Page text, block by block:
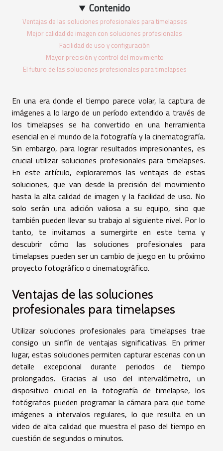
Contenido
Ventajas de las soluciones profesionales para timelapses
Mejor calidad de imagen con soluciones profesionales
Facilidad de uso y configuración
Mayor precisión y control del movimiento
El futuro de las soluciones profesionales para timelapses
En una era donde el tiempo parece volar, la captura de
imágenes a lo largo de un período extendido a través de
los timelapses se ha convertido en una herramienta
esencial en el mundo de la fotografía y la cinematografía.
Sin embargo, para lograr resultados impresionantes, es
crucial utilizar soluciones profesionales para timelapses.
En este artículo, exploraremos las ventajas de estas
soluciones, que van desde la precisión del movimiento
hasta la alta calidad de imagen y la facilidad de uso. No
solo serán una adición valiosa a su equipo, sino que
también pueden llevar su trabajo al siguiente nivel. Por lo
tanto, te invitamos a sumergirte en este tema y
descubrir cómo las soluciones profesionales para
timelapses pueden ser un cambio de juego en tu próximo
proyecto fotográfico o cinematográfico.
Ventajas de las soluciones
profesionales para timelapses
Utilizar soluciones profesionales para timelapses trae
consigo un sinfín de ventajas significativas. En primer
lugar, estas soluciones permiten capturar escenas con un
detalle excepcional durante periodos de tiempo
prolongados. Gracias al uso del intervalómetro, un
dispositivo crucial en la fotografía de timelapse, los
fotógrafos pueden programar la cámara para que tome
imágenes a intervalos regulares, lo que resulta en un
video de alta calidad que muestra el paso del tiempo en
cuestión de segundos o minutos.